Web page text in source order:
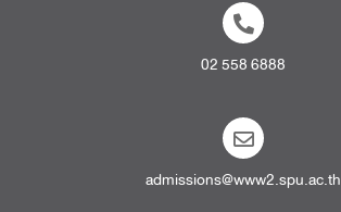
02 558 6888
admissions@www2.spu.ac.th